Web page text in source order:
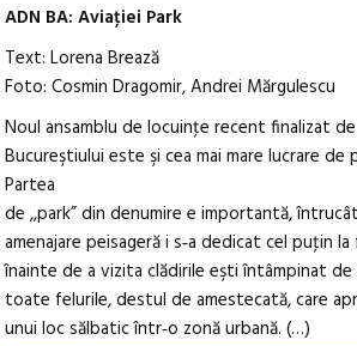
ADN BA: Aviaţiei Park
Text: Lorena Brează
Foto: Cosmin Dragomir, Andrei Mărgulescu
Noul ansamblu de locuinţe recent finalizat
Bucureştiului este şi cea mai mare lucrare de
Partea
de ,,park” din denumire e importantă,
amenajare peisageră i s‑a dedicat cel puţin
înainte de a vizita clădirile eşti întâmpinat
toate felurile, destul de amestecată, care
unui loc sălbatic într‑o zonă urbană. (…)